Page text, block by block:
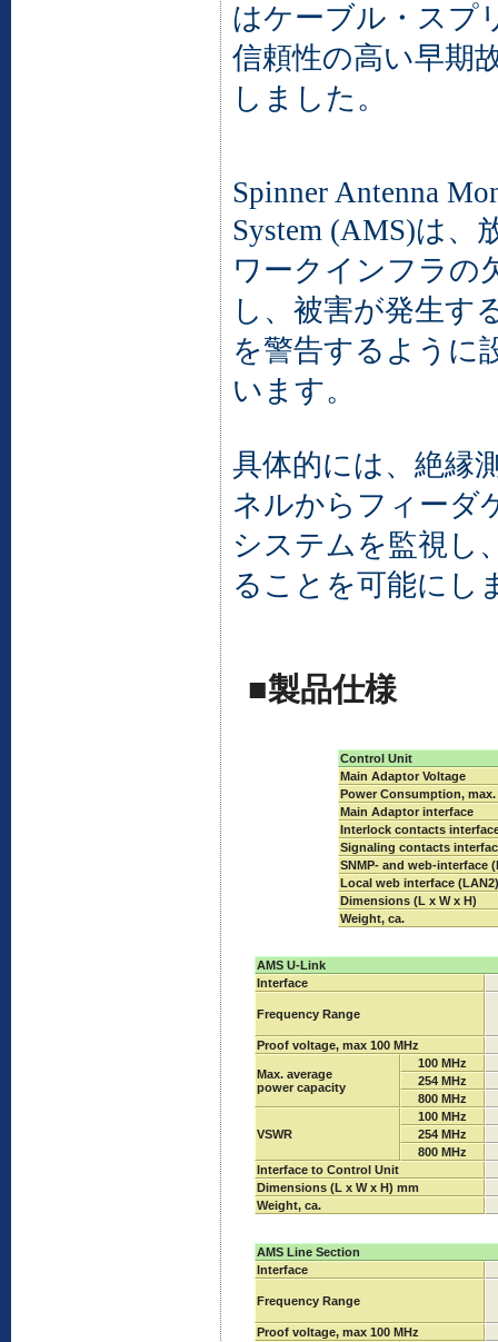
はケーブル・スプ
信頼性の高い早期
しました。
Spinner Antenna
System (AMS)は、
ワークインフラの
し、被害が発生す
を警告するように
います。
具体的には、絶縁
ネルからフィーダ
システムを監視し
ることを可能にし
■製品仕様
Control Unit
Main Adaptor Voltage
Power Consumption, max.
Main Adaptor interface
Interlock contacts
Signaling contacts
SNMP- and web-interface
Local web interface (LAN2)
Dimensions (L x W x H)
Weight, ca.
AMS U-Link
Interface
Frequency Range
Proof voltage, max 100 MHz
Max. average
power capacity
100 MHz
254 MHz
800 MHz
VSWR
100 MHz
254 MHz
800 MHz
Interface to Control Unit
Dimensions (L x W x H) mm
Weight, ca.
AMS Line Section
Interface
Frequency Range
Proof voltage, max 100 MHz